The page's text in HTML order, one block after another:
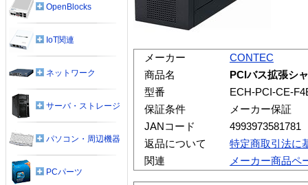
メーカー
CONTEC
商品名
PCIバス拡張シ
型番
ECH-PCI-CE-
保証条件
メーカー保証
JANコード
4993973581781
返品について
特定商取引法に
関連
メーカー商品ペ
OpenBlocks
IoT関連
ネットワーク
サーバ・ストレージ
パソコン・周辺機器
PCパーツ